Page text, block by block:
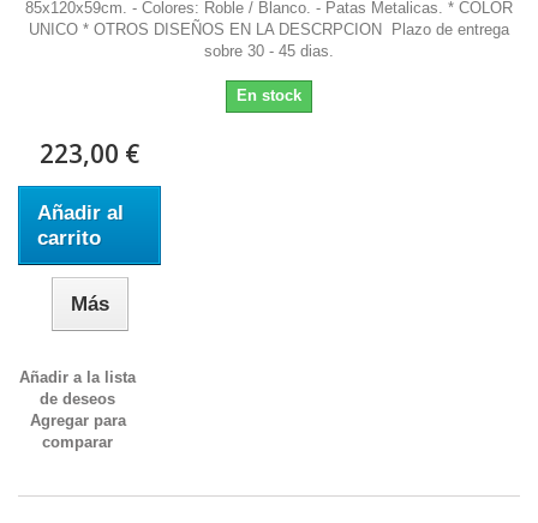
85x120x59cm. - Colores: Roble / Blanco. - Patas Metalicas. * COLOR
UNICO * OTROS DISEÑOS EN LA DESCRPCION Plazo de entrega
sobre 30 - 45 dias.
En stock
223,00 €
Añadir al
carrito
Más
Añadir a la lista
de deseos
Agregar para
comparar